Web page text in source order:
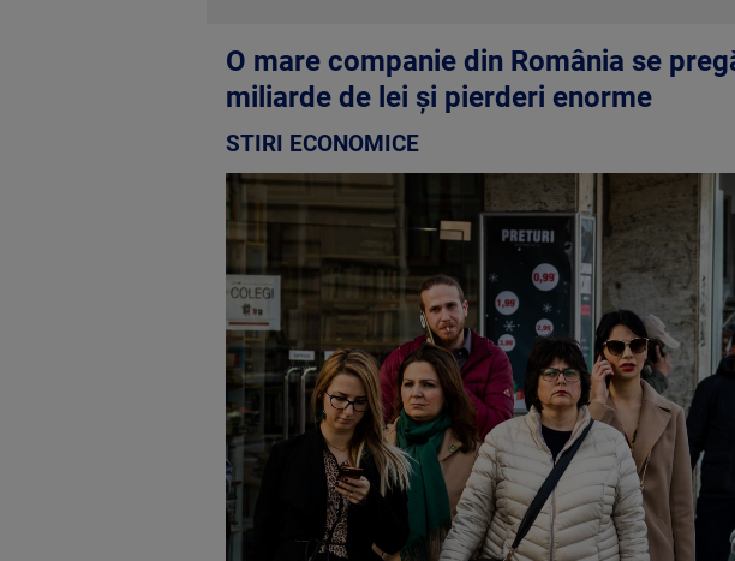
O mare companie din România se
miliarde de lei și pierderi enorme
STIRI ECONOMICE